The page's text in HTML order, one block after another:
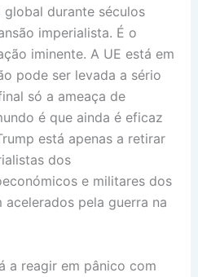
durante séculos
imperialista. É o
iminente. A UE está em
pode ser levada a sério
só a ameaça de
é que ainda é eficaz
está apenas a retirar
dos
e militares dos
pela guerra na
a reagir em pânico com